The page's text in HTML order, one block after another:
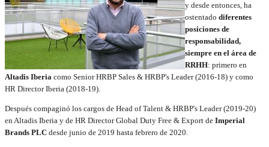
y desde entonces, ha
ostentado diferentes
posiciones de
responsabilidad,
siempre en el área de
RRHH: primero en
Altadis Iberia como Senior HRBP Sales & HRBP's Leader (2016-18) y como
HR Director Iberia (2018-19).
Después compaginó los cargos de Head of Talent & HRBP's Leader (2019-20)
en Altadis Iberia y de HR Director Global Duty Free & Export de Imperial
Brands PLC desde junio de 2019 hasta febrero de 2020.